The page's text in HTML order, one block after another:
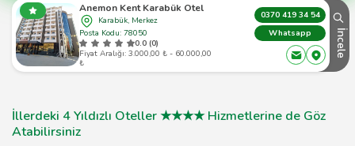
Anemon Kent Karabük Otel
Karabük, Merkez
Posta Kodu: 78050
0.0 (0)
Fiyat Aralığı: 3.000,00 ₺ - 60.000,00
₺
0370 419 34 54
Whatsapp
İncele
İllerdeki 4 Yıldızlı Oteller ★★★★ Hizmetlerine de Göz
Atabilirsiniz